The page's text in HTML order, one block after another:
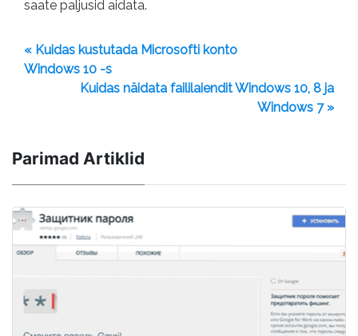
saate paljusid aidata.
« Kuidas kustutada Microsofti konto
Windows 10 -s
Kuidas näidata faililaiendit Windows 10, 8 ja
Windows 7 »
Parimad Artiklid